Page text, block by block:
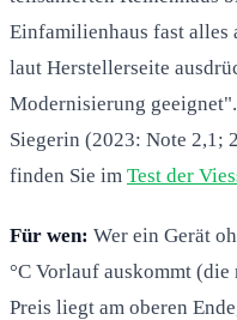
Einfamilienhaus fast alles
laut Herstellerseite
Modernisierung
Siegerin (2023: Note 2,1;
finden Sie im Test der
Für wen: Wer ein Gerät
°C Vorlauf auskommt
Preis liegt am oberen